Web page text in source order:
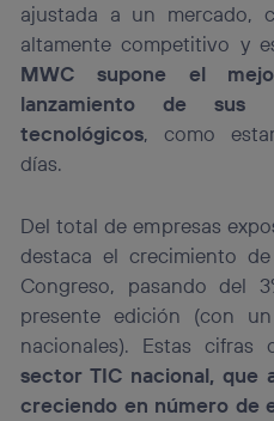
ajustada a un mercado,
altamente competitivo y
MWC supone el
lanzamiento de sus
tecnológicos, como
días.
Del total de empresas
destaca el crecimiento
Congreso, pasando del
presente edición (con
nacionales). Estas cifras
sector TIC nacional, que
creciendo en número de